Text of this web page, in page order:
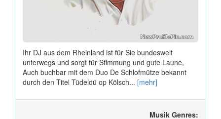
Ihr DJ aus dem Rheinland ist für Sie bundesweit
unterwegs und sorgt für Stimmung und gute Laune,
Auch buchbar mit dem Duo De Schlofmütze bekannt
durch den Titel Tüdeldü op Kölsch... [mehr]
Musik Genres: